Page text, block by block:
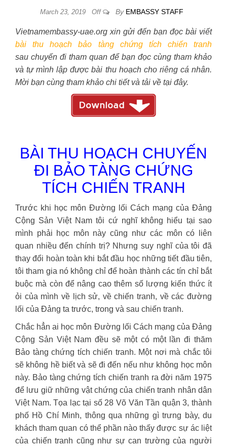
March 23, 2019 Off By EMBASSY STAFF
Vietnamembassy-uae.org xin gửi đến bạn đọc bài viết
bài thu hoạch bảo tàng chứng tích chiến tranh
sau chuyến đi tham quan để bạn đọc cùng tham khảo
và tự mình lập được bài thu hoạch cho riêng cá nhân.
Mời bạn cùng tham khảo chi tiết và tải về tại đây.
BÀI THU HOẠCH CHUYẾN
ĐI BẢO TÀNG CHỨNG
TÍCH CHIẾN TRANH
Trước khi học môn Đường lối Cách mạng của Đảng
Cộng Sản Việt Nam tôi cứ nghĩ không hiểu tại sao
mình phải học môn này cũng như các môn có liên
quan nhiều đến chính trị? Nhưng suy nghĩ của tôi đã
thay đổi hoàn toàn khi bắt đầu học những tiết đầu tiên,
tôi tham gia nó không chỉ để hoàn thành các tín chỉ bắt
buộc mà còn để nâng cao thêm số lượng kiến thức ít
ỏi của mình về lịch sử, về chiến tranh, về các đường
lối của Đảng ta trước, trong và sau chiến tranh.
Chắc hẳn ai học môn Đường lối Cách mạng của Đảng
Cộng Sản Việt Nam đều sẽ một có một lần đi thăm
Bảo tàng chứng tích chiến tranh. Một nơi mà chắc tôi
sẽ không hề biết và sẽ đi đến nếu như không học môn
này. Bảo tàng chứng tích chiến tranh ra đời năm 1975
để lưu giữ những vật chứng của chiến tranh nhân dân
Việt Nam. Tọa lạc tại số 28 Võ Văn Tần quận 3, thành
phố Hồ Chí Minh, thông qua những gì trưng bày, du
khách tham quan có thể phần nào thấy được sự ác liệt
của chiến tranh cũng như sự can trường của người